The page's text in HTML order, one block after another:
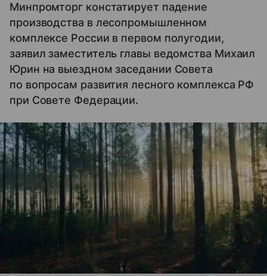
Минпромторг констатирует падение
производства в лесопромышленном
комплексе России в первом полугодии,
заявил заместитель главы ведомства Михаил
Юрин на выездном заседании Совета
по вопросам развития лесного комплекса РФ
при Совете Федерации.